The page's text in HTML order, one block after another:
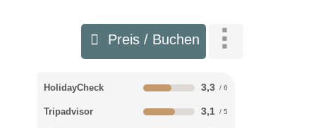
Preis / Buchen
HolidayCheck 3,3
Tripadvisor 3,1